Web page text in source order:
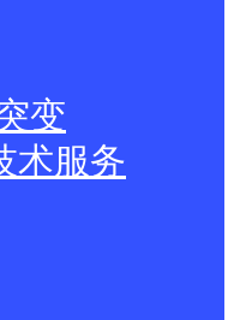
变
术服务